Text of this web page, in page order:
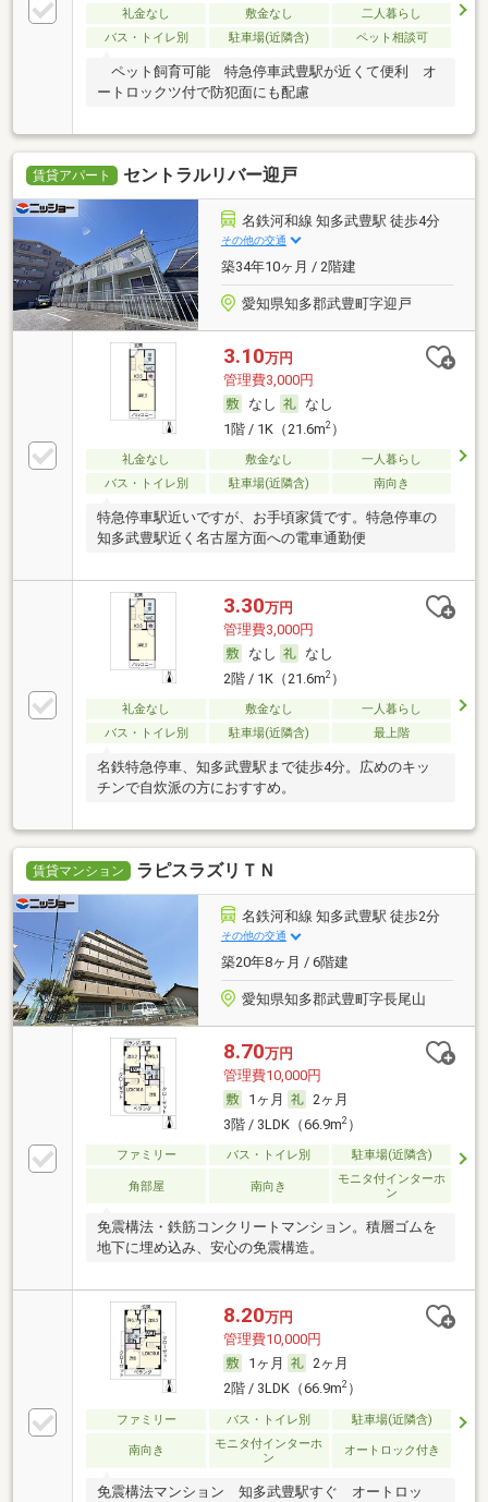
礼金なし 敷金なし
二人暮らし
バス・トイレ別
駐車場(近隣含) ペット相談可
ペット飼育可能 特急停車武豊駅が近くて便利 オ
ートロックツ付で防犯面にも配慮
賃貸アパート セントラルリバー迎戸
名鉄河和線 知多武豊駅 徒歩4分
その他の交通
築34年10ヶ月 / 2階建
愛知県知多郡武豊町字迎戸
3.10万円
管理費3,000円
なし
なし
1階 / 1K（21.6m2）
礼金なし 敷金なし
一人暮らし
バス・トイレ別
駐車場(近隣含) 南向き
特急停車駅近いですが、お手頃家賃です。特急停車の
知多武豊駅近く名古屋方面への電車通勤便
3.30万円
管理費3,000円
なし
なし
2階 / 1K（21.6m2）
礼金なし 敷金なし
一人暮らし
バス・トイレ別
駐車場(近隣含) 最上階
名鉄特急停車、知多武豊駅まで徒歩4分。広めのキッ
チンで自炊派の方におすすめ。
賃貸マンション ラピスラズリＴＮ
名鉄河和線 知多武豊駅 徒歩2分
その他の交通
築20年8ヶ月 / 6階建
愛知県知多郡武豊町字長尾山
8.70万円
管理費10,000円
1ヶ月
2ヶ月
3階 / 3LDK（66.9m2）
ファミリー バス・トイレ別 駐車場(近隣含)
角部屋 南向き
モニタ付インターホ
ン
免震構法・鉄筋コンクリートマンション。積層ゴムを
地下に埋め込み、安心の免震構造。
8.20万円
管理費10,000円
1ヶ月
2ヶ月
2階 / 3LDK（66.9m2）
ファミリー バス・トイレ別 駐車場(近隣含)
南向き
モニタ付インターホ
ン
オートロック付き
免震構法マンション 知多武豊駅すぐ オートロッ